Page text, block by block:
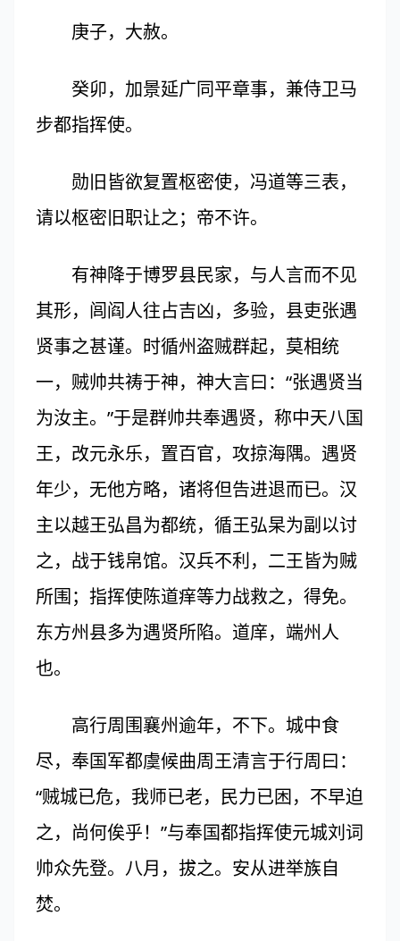
庚子，大赦。
癸卯，加景延广同平章事，兼侍卫马
步都指挥使。
勋旧皆欲复置枢密使，冯道等三表，
请以枢密旧职让之；帝不许。
有神降于博罗县民家，与人言而不见
其形，闾阎人往占吉凶，多验，县吏张遇
贤事之甚谨。时循州盗贼群起，莫相统
一，贼帅共祷于神，神大言曰：“张遇贤当
为汝主。”于是群帅共奉遇贤，称中天八国
王，改元永乐，置百官，攻掠海隅。遇贤
年少，无他方略，诸将但告进退而已。汉
主以越王弘昌为都统，循王弘杲为副以讨
之，战于钱帛馆。汉兵不利，二王皆为贼
所围；指挥使陈道痒等力战救之，得免。
东方州县多为遇贤所陷。道庠，端州人
也。
高行周围襄州逾年，不下。城中食
尽，奉国军都虞候曲周王清言于行周曰：
“贼城已危，我师已老，民力已困，不早迫
之，尚何俟乎！”与奉国都指挥使元城刘词
帅众先登。八月，拔之。安从进举族自
焚。